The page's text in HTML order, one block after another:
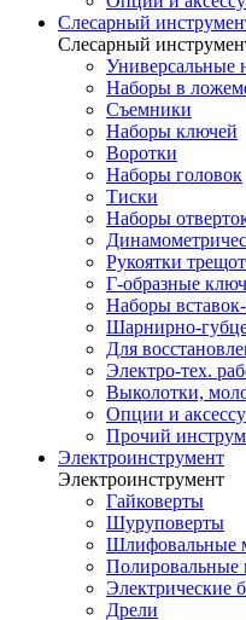
Слесарный
Слесарный
Универсальные
Наборы в
Съемники
Наборы ключей
Воротки
Наборы головок
Тиски
Наборы
Рукоятки
Г-образные
Наборы
Шарнирно-
Для
Электро-тех.
Выколотки,
Опции и
Прочий
Электроинструмент
Электроинструмент
Гайковерты
Шуруповерты
Шлифовальные
Электрические
Дрели